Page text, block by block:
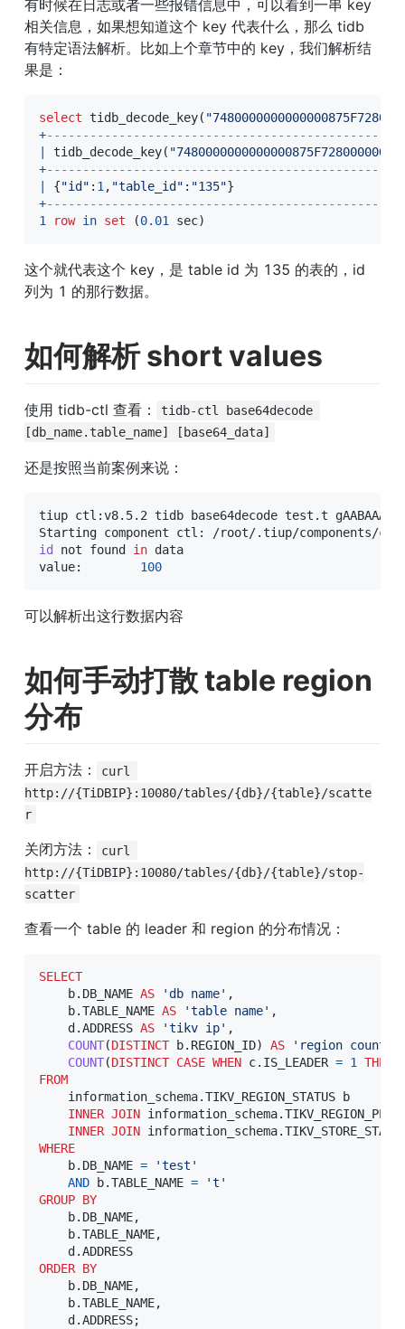
有时候在日志或者一些报错信息中，可以看到一串 key
相关信息，如果想知道这个 key 代表什么，那么 tidb
有特定语法解析。比如上个章节中的 key，我们解析结
果是：
select tidb_decode_key(
+
tidb_decode_key(
+
{"id" : 1 , "table_id" : "135"
+
1
row in set (0.01 sec)
这个就代表这个 key，是 table id 为 135 的表的，id
列为 1 的那行数据。
如何解析 short values
使用 tidb-ctl 查看：
tidb-ctl base64decode
[db_name.table_name] [base64_data]
还是按照当前案例来说：
tiup ctl:v8.5.2 tidb base64decode test.t
Starting component ctl: /root/.tiup/components/
id
not found in data
value: 100
可以解析出这行数据内容
如何手动打散 table region
分布
开启方法：
curl
http://{TiDBIP}:10080/tables/{db}/{table}/scatte
r
关闭方法：
curl
http://{TiDBIP}:10080/tables/{db}/{table}/stop-
scatter
查看一个 table 的 leader 和 region 的分布情况：
SELECT
    b
. DB_NAME AS 'db name' ,
    b
.TABLE_NAME AS 'table name' ,
    d
.ADDRESS AS 'tikv ip' ,
COUNT(DISTINCT b. REGION_ID) AS 'region count'
COUNT(DISTINCT CASE WHEN c. IS_LEADER = 1 THEN
FROM
    information_schema
.TIKV_REGION_STATUS b
INNER JOIN information_schema.
INNER JOIN information_schema.
WHERE
    b
. DB_NAME =
'test'
AND b.TABLE_NAME =
't'
GROUP BY
    b
. DB_NAME,
    b
.TABLE_NAME,
    d
.
ORDER BY
    b
. DB_NAME,
    b
.TABLE_NAME,
    d
.ADDRESS;